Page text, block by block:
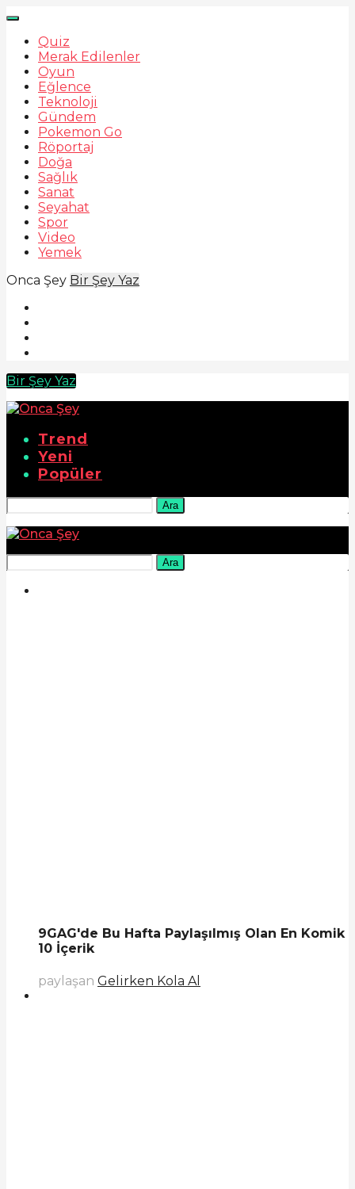
Quiz
Merak Edilenler
Oyun
Eğlence
Teknoloji
Gündem
Pokemon Go
Röportaj
Doğa
Sağlık
Sanat
Seyahat
Spor
Video
Yemek
Onca Şey Bir Şey Yaz
Bir Şey Yaz
Trend
Yeni
Popüler
Ara
Ara
9GAG'de Bu Hafta Paylaşılmış Olan En Komik
10 İçerik
paylaşan Gelirken Kola Al